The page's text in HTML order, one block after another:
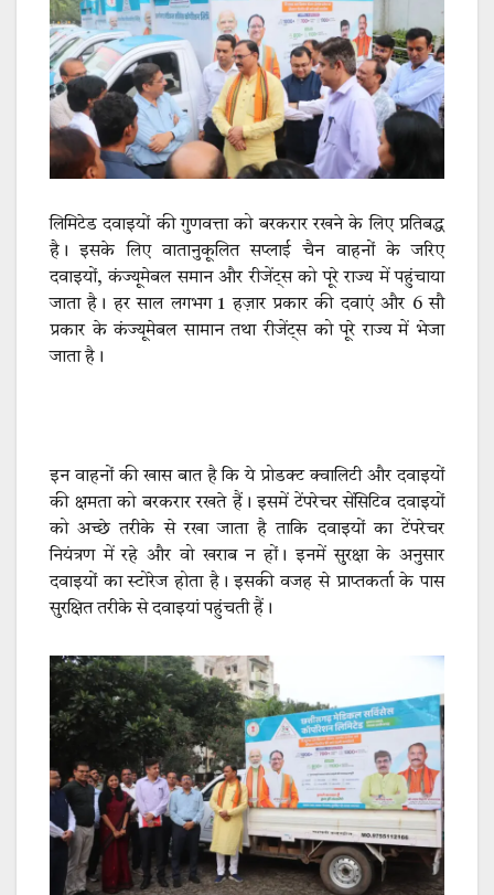
लिमिटेड दवाइयों की गुणवत्ता को बरकरार रखने के लिए प्रतिबद्ध
है। इसके लिए वातानुकूलित सप्लाई चैन वाहनों के जरिए
दवाइयों, कंज्यूमेबल समान और रीजेंट्स को पूरे राज्य में पहुंचाया
जाता है। हर साल लगभग 1 हज़ार प्रकार की दवाएं और 6 सौ
प्रकार के कंज्यूमेबल सामान तथा रीजेंट्स को पूरे राज्य में भेजा
जाता है।
इन वाहनों की खास बात है कि ये प्रोडक्ट क्वालिटी और दवाइयों
की क्षमता को बरकरार रखते हैं। इसमें टेंपरेचर सेंसिटिव दवाइयों
को अच्छे तरीके से रखा जाता है ताकि दवाइयों का टेंपरेचर
नियंत्रण में रहे और वो खराब न हों। इनमें सुरक्षा के अनुसार
दवाइयों का स्टोरेज होता है। इसकी वजह से प्राप्तकर्ता के पास
सुरक्षित तरीके से दवाइयां पहुंचती हैं।